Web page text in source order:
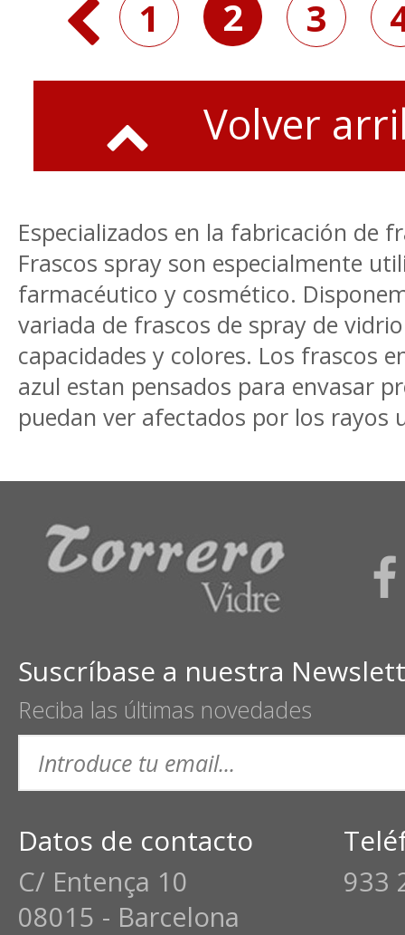
1 2 3
Volver
Especializados en la fabricación de
Frascos spray son especialmente
farmacéutico y cosmético.
variada de frascos de spray de
capacidades y colores. Los frascos
azul estan pensados para envasar
puedan ver afectados por los rayos
Suscríbase a nuestra
Reciba las últimas novedades
Datos de contacto
C/ Entença 10
08015 - Barcelona
933